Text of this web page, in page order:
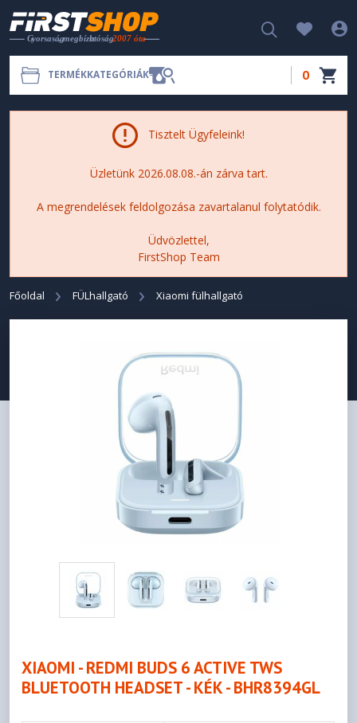
TERMÉKKATEGÓRIÁK 0
Tisztelt Ügyfeleink!
Üzletünk 2026.08.08.-án zárva tart.
A megrendelések feldolgozása zavartalanul folytatódik.
Üdvözlettel,
FirstShop Team
Főoldal FÜLhallgató Xiaomi fülhallgató
XIAOMI - REDMI BUDS 6 ACTIVE TWS
BLUETOOTH HEADSET - KÉK - BHR8394GL